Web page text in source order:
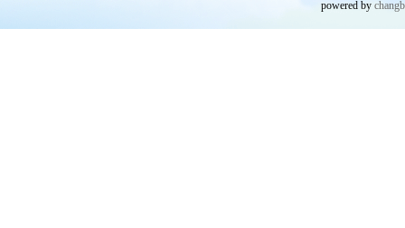
powered by